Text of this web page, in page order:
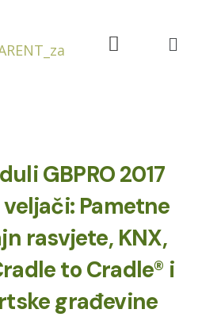
GBPRO 2017
Pametne
rasvjete, KNX,
to Cradle® i
građevine